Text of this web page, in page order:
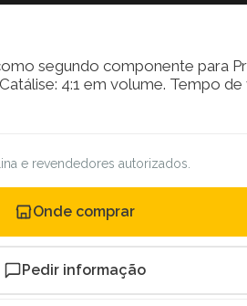
segundo componente para
4:1 em volume. Tempo de
e revendedores autorizados.
Onde comprar
Pedir informação